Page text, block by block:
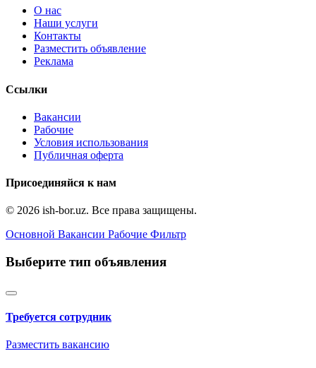
О нас
Наши услуги
Контакты
Разместить объявление
Реклама
Ссылки
Вакансии
Рабочие
Условия использования
Публичная оферта
Присоединяйся к нам
© 2026 ish-bor.uz. Все права защищены.
Основной Вакансии Рабочие Фильтр
Выберите тип объявления
Требуется сотрудник
Разместить вакансию